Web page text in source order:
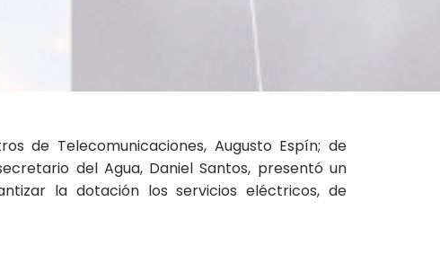
de Telecomunicaciones, Augusto Espín; de
del Agua, Daniel Santos, presentó un
la dotación los servicios eléctricos, de